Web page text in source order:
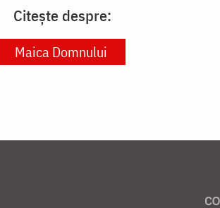
Citește despre:
Maica Domnului